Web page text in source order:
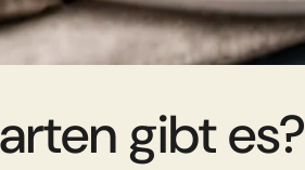
gibt es?